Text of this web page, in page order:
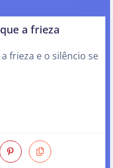
a frieza
frieza e o silêncio se